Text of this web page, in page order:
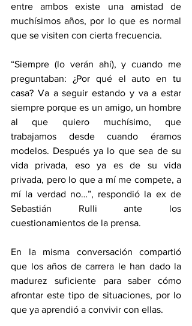
entre ambos existe una amistad de
muchísimos años, por lo que es normal
que se visiten con cierta frecuencia.
“Siempre (lo verán ahí), y cuando me
preguntaban: ¿Por qué el auto en tu
casa? Va a seguir estando y va a estar
siempre porque es un amigo, un hombre
al que quiero muchísimo, que
trabajamos desde cuando éramos
modelos. Después ya lo que sea de su
vida privada, eso ya es de su vida
privada, pero lo que a mí me compete, a
mí la verdad no…”, respondió la ex de
Sebastián Rulli ante los
cuestionamientos de la prensa.
En la misma conversación compartió
que los años de carrera le han dado la
madurez suficiente para saber cómo
afrontar este tipo de situaciones, por lo
que ya aprendió a convivir con ellas.